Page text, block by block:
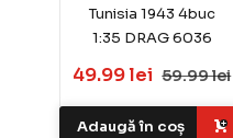
Tunisia 1943 4buc
1:35 DRAG 6036
49.99 lei 59.99 lei
Adaugă în coș